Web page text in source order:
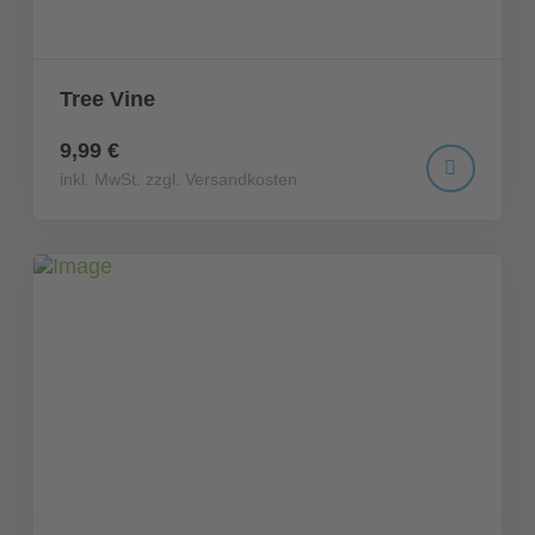
Tree Vine
9,99 €
inkl. MwSt. zzgl. Versandkosten